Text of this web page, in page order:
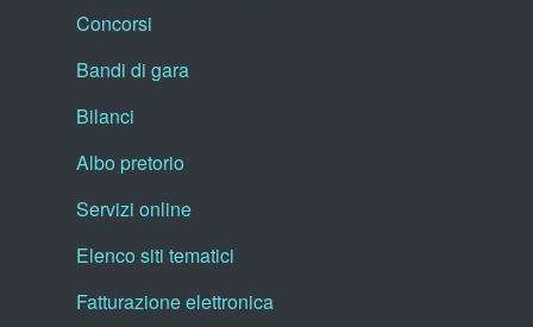
Concorsi
Bandi di gara
Bilanci
Albo pretorio
Servizi online
Elenco siti tematici
Fatturazione elettronica